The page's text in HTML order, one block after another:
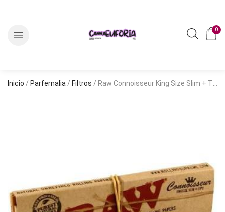
0
Inicio / Parfernalia / Filtros / Raw Connoisseur King Size Slim + Tips